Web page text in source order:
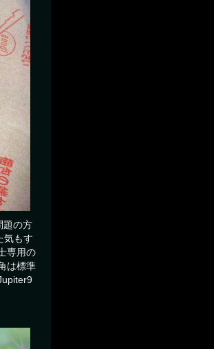
題の方
気もす
専用の
は標準